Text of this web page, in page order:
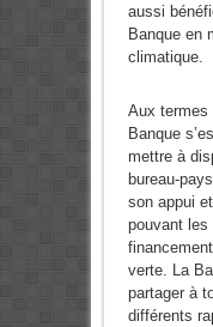
aussi
Banque en
climatique.
Aux termes
Banque
mettre à
bureau-
son appui
pouvant les
verte. La
partager à
différents